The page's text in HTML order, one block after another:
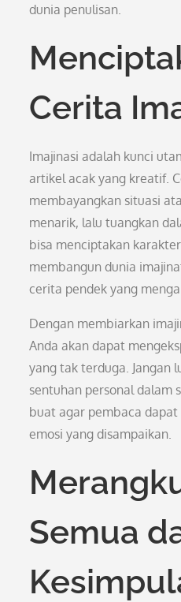
dunia penulisan.
Cerita
Imajinasi adalah kunci
artikel acak yang kreatif.
membayangkan situasi
menarik, lalu tuangkan
bisa menciptakan
membangun dunia
cerita pendek yang
Dengan membiarkan
Anda akan dapat
yang tak terduga. Jangan
sentuhan personal dalam
buat agar pembaca
emosi yang disampaikan.
Semua